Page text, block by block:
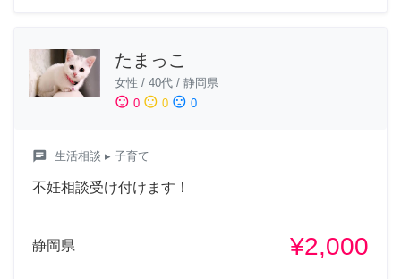
たまっこ
女性 / 40代 / 静岡県
sentiment_satisfied 0 sentiment_neutral 0 sentiment_dissatisfied 0
chat 生活相談 ▸ 子育て
不妊相談受け付けます！
静岡県 ¥2,000